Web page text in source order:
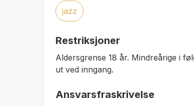
jazz
Restriksjoner
Aldersgrense 18 år. Mindreårige i
ut ved inngang.
Ansvarsfraskrivelse